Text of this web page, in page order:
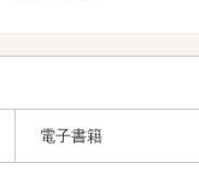
電子書籍